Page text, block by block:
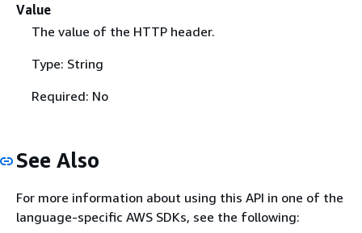
Value
The value of the HTTP header.
Type: String
Required: No
See Also
For more information about using this API in one of the
language-specific AWS SDKs, see the following: